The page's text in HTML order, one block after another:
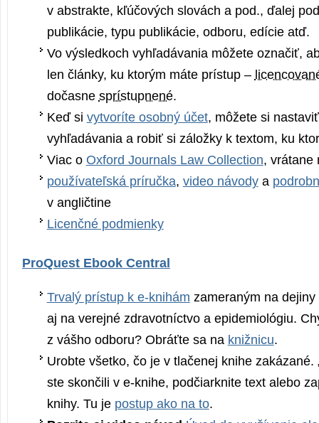
v abstrakte, kľúčových slovách a pod., ďalej
publikácie, typu publikácie, odboru, edície atď.
Vo výsledkoch vyhľadávania môžete označiť,
len články, ku ktorým máte prístup –
dočasne sprístupnené.
Keď si vytvoríte osobný účet, môžete si
vyhľadávania a robiť si záložky k textom, ku
Viac o Oxford Journals Law Collection, vrátane
používateľská príručka, video návodya
v angličtine
Licenčné podmienky
ProQuest Ebook Central
Trvalý prístup k e-knihám zameraným na
aj na verejné zdravotníctvo a epidemiológiu.
z vášho odboru? Obráťte sa na knižnicu.
Urobte všetko, čo je v tlačenej knihe zakázané.
ste skončili v e-knihe, podčiarknite text alebo
knihy. Tu je postup ako na to.